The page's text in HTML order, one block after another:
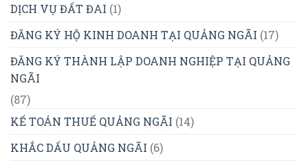
DỊCH VỤ ĐẤT ĐAI (1)
ĐĂNG KÝ HỘ KINH DOANH TẠI QUẢNG NGÃI (17)
ĐĂNG KÝ THÀNH LẬP DOANH NGHIỆP TẠI QUẢNG
NGÃI
(87)
KẾ TOÁN THUẾ QUẢNG NGÃI (14)
KHẮC DẤU QUẢNG NGÃI (6)